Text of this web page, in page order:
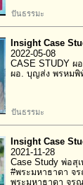
ปันธรรมะ
Insight Case
2022-05-08
CASE STUDY
ผอ. บุญส่ง พรหมพิ
ปันธรรมะ
Insight Case
2021-11-28
Case Study พ่อสุ
#พระมหาธาดา จ
พระมหาธาดา จร